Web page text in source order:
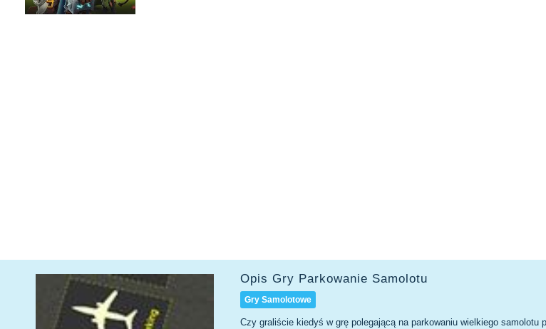
Opis Gry Parkowanie Samolotu
Gry Samolotowe
Czy graliście kiedyś w grę polegającą na parkowaniu wielkiego